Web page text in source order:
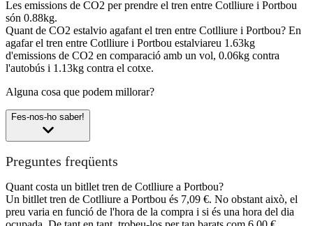
Les emissions de CO2 per prendre el tren entre Cotlliure i Portbou
són 0.88kg.
Quant de CO2 estalvio agafant el tren entre Cotlliure i Portbou? En
agafar el tren entre Cotlliure i Portbou estalviareu 1.63kg
d'emissions de CO2 en comparació amb un vol, 0.06kg contra
l'autobús i 1.13kg contra el cotxe.
Alguna cosa que podem millorar?
Fes-nos-ho saber!
Preguntes freqüents
Quant costa un bitllet tren de Cotlliure a Portbou?
Un bitllet tren de Cotlliure a Portbou és 7,09 €. No obstant això, el
preu varia en funció de l'hora de la compra i si és una hora del dia